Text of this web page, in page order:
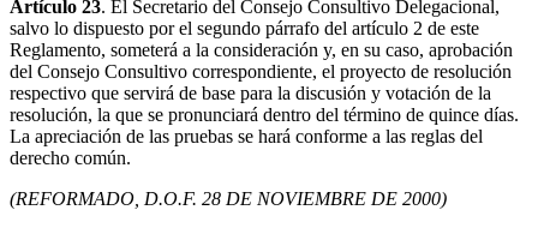
Artículo 23. El Secretario del Consejo Consultivo Delegacional,
salvo lo dispuesto por el segundo párrafo del artículo 2 de este
Reglamento, someterá a la consideración y, en su caso, aprobación
del Consejo Consultivo correspondiente, el proyecto de resolución
respectivo que servirá de base para la discusión y votación de la
resolución, la que se pronunciará dentro del término de quince días.
La apreciación de las pruebas se hará conforme a las reglas del
derecho común.
(REFORMADO, D.O.F. 28 DE NOVIEMBRE DE 2000)